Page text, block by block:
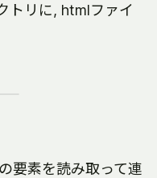
トリに, htmlファイ
要素を読み取って連